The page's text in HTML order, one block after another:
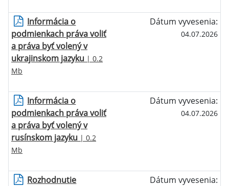
Informácia o
podmienkach práva voliť
a práva byť volený v
ukrajinskom jazyku | 0.2
Mb
Dátum vyvesenia:
04.07.2026
Informácia o
podmienkach práva voliť
a práva byť volený v
rusínskom jazyku | 0.2
Mb
Dátum vyvesenia:
04.07.2026
Rozhodnutie
Dátum vyvesenia: